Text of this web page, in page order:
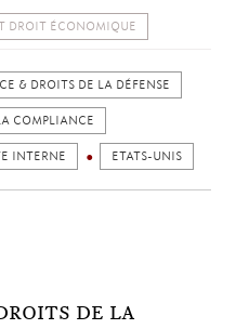
DROIT ÉCONOMIQUE
& DROITS DE LA DÉFENSE
COMPLIANCE
INTERNE ETATS-UNIS
DE LA